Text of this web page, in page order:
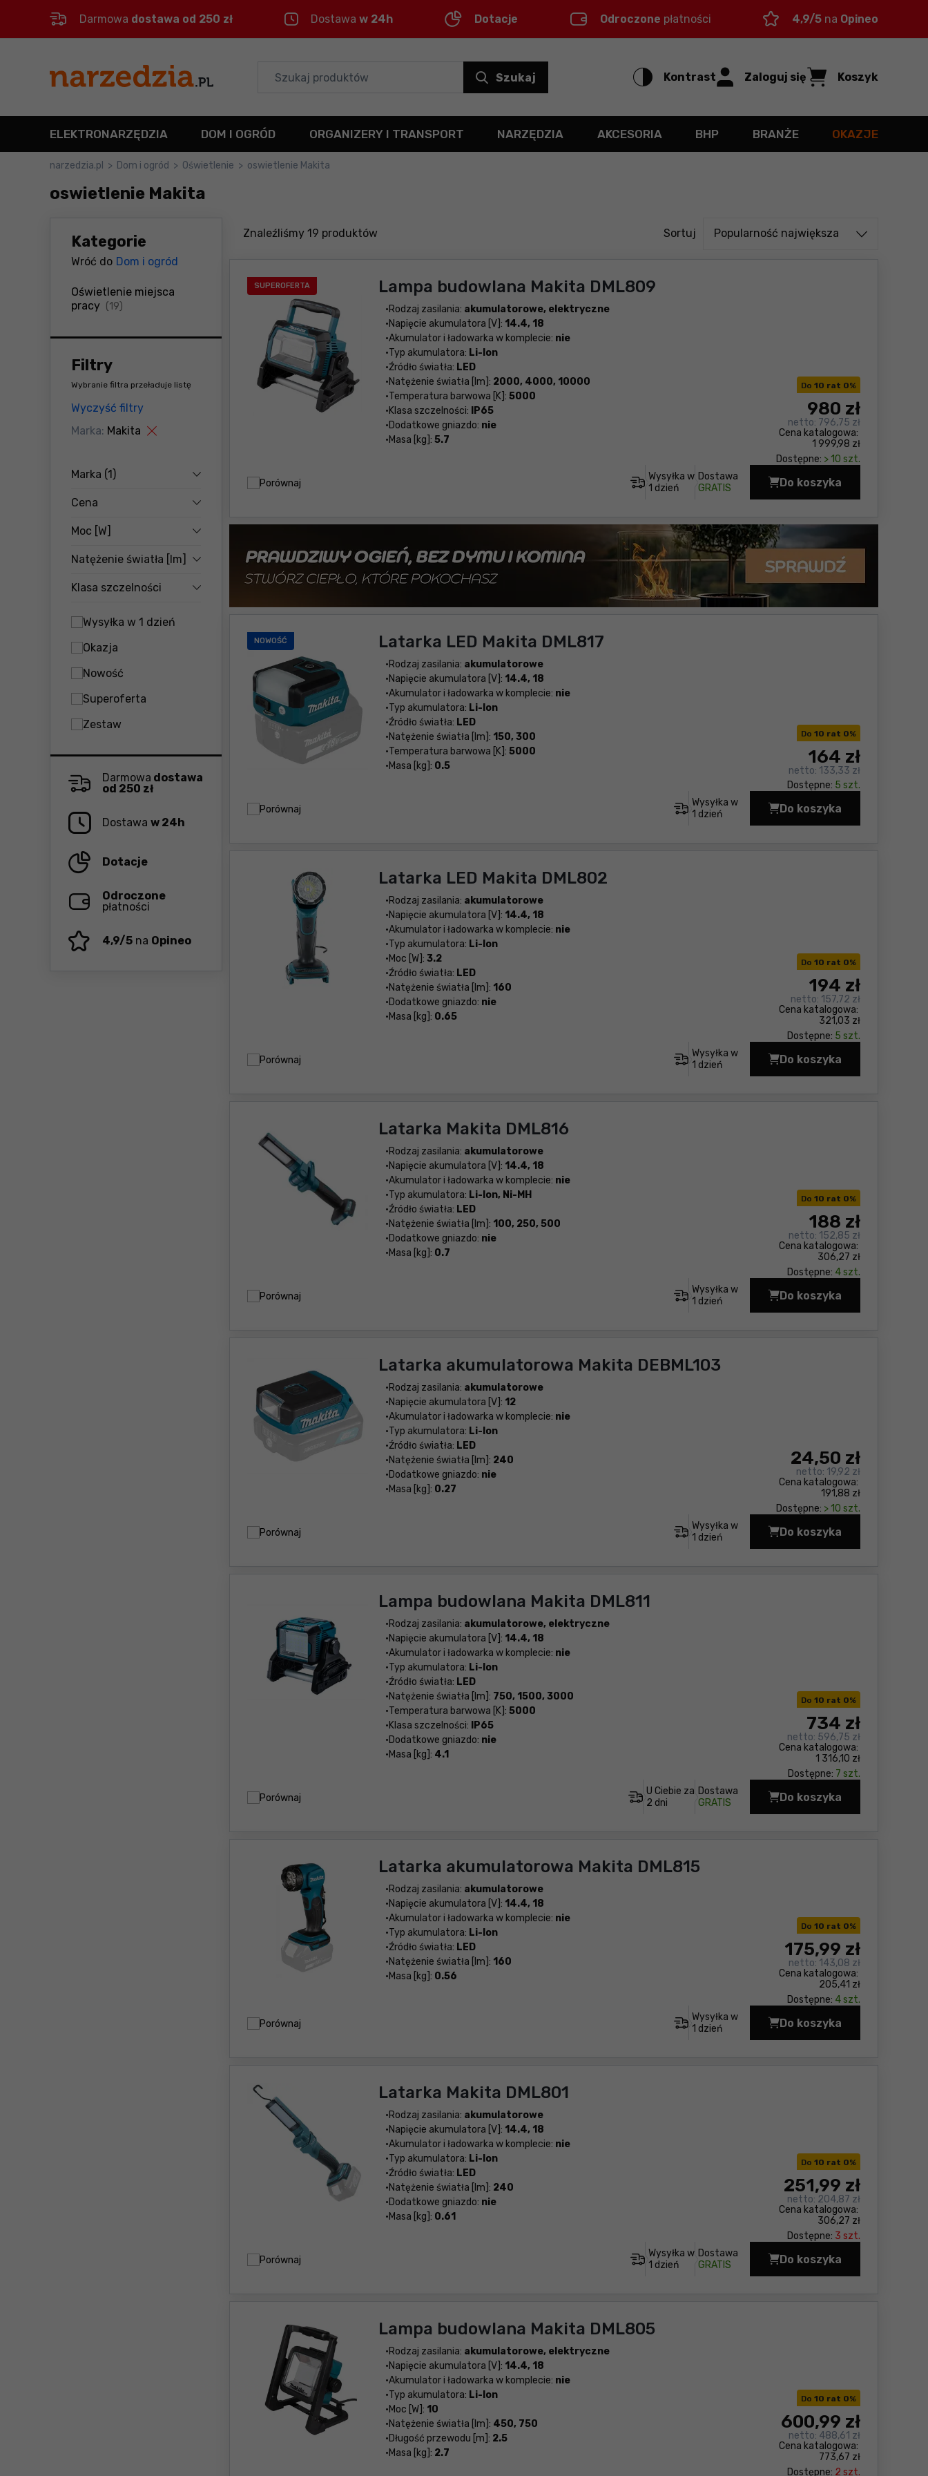
Menu główne
Filtry
Produkty
Stopka
Mapa strony
Darmowa dostawa od 250 zł Dostawa w 24h Dotacje Odroczone płatności 4,9/5 na Opineo
Szukaj Kontrast Zaloguj się Koszyk
ELEKTRONARZĘDZIA DOM I OGRÓD ORGANIZERY I TRANSPORT NARZĘDZIA AKCESORIA BHP BRANŻE OKAZJE
narzedzia.pl > Dom i ogród > Oświetlenie > oswietlenie Makita
oswietlenie Makita
Kategorie
Wróć do Dom i ogród
Oświetlenie miejsca
pracy (19)
Filtry
Wybranie filtra przeładuje listę
Wyczyść filtry
Marka: Makita
Marka (1)
Cena
Moc [W]
Natężenie światła [lm]
Klasa szczelności
Wysyłka w 1 dzień
Okazja
Nowość
Superoferta
Zestaw
Darmowa dostawa
od 250 zł
Dostawa w 24h
Dotacje
Odroczone
płatności
4,9/5 na Opineo
Znaleźliśmy 19 produktów Sortuj Sortuj od
Popularność największa
SUPEROFERTA Lampa budowlana Makita DML809
Rodzaj zasilania: akumulatorowe, elektryczne
Napięcie akumulatora [V]: 14.4, 18
Akumulator i ładowarka w komplecie: nie
Typ akumulatora: Li-Ion
Źródło światła: LED
Natężenie światła [lm]: 2000, 4000, 10000
Temperatura barwowa [K]: 5000
Klasa szczelności:
IP65
Dodatkowe gniazdo: nie
Masa [kg]: 5.7
Do 10 rat 0%
Cena katalogowa:
1 999,98 zł
980 zł
netto: 796,75 zł
Dostępne: > 10 szt.
Porównaj
Wysyłka w
1 dzień
Dostawa
GRATIS
Do koszyka
Lampa budowlana
NOWOŚĆ Latarka LED Makita DML817
Rodzaj zasilania: akumulatorowe
Napięcie akumulatora [V]: 14.4, 18
Akumulator i ładowarka w komplecie: nie
Typ akumulatora: Li-Ion
Źródło światła: LED
Natężenie światła [lm]: 150, 300
Temperatura barwowa [K]: 5000
Masa [kg]: 0.5
Do 10 rat 0%
164 zł
netto: 133,33 zł
Dostępne: 5 szt.
Porównaj
Wysyłka w
1 dzień
Do koszyka
Latarka LED Makita
Latarka LED Makita DML802
Rodzaj zasilania: akumulatorowe
Napięcie akumulatora [V]: 14.4, 18
Akumulator i ładowarka w komplecie: nie
Typ akumulatora: Li-Ion
Moc [W]: 3.2
Źródło światła: LED
Natężenie światła [lm]: 160
Dodatkowe gniazdo: nie
Masa [kg]: 0.65
Do 10 rat 0%
Cena katalogowa:
321,03 zł
194 zł
netto: 157,72 zł
Dostępne: 5 szt.
Porównaj
Wysyłka w
1 dzień
Do koszyka
Latarka LED Makita
Latarka Makita DML816
Rodzaj zasilania: akumulatorowe
Napięcie akumulatora [V]: 14.4, 18
Akumulator i ładowarka w komplecie: nie
Typ akumulatora: Li-Ion, Ni-MH
Źródło światła: LED
Natężenie światła [lm]: 100, 250, 500
Dodatkowe gniazdo: nie
Masa [kg]: 0.7
Do 10 rat 0%
Cena katalogowa:
306,27 zł
188 zł
netto: 152,85 zł
Dostępne: 4 szt.
Porównaj
Wysyłka w
1 dzień
Do koszyka
Latarka Makita
Latarka akumulatorowa Makita DEBML103
Rodzaj zasilania: akumulatorowe
Napięcie akumulatora [V]: 12
Akumulator i ładowarka w komplecie: nie
Typ akumulatora: Li-Ion
Źródło światła: LED
Natężenie światła [lm]: 240
Dodatkowe gniazdo: nie
Masa [kg]: 0.27
Cena katalogowa:
191,88 zł
24,50 zł
netto: 19,92 zł
Dostępne: > 10 szt.
Porównaj
Wysyłka w
1 dzień
Do koszyka
Latarka
Lampa budowlana Makita DML811
Rodzaj zasilania: akumulatorowe, elektryczne
Napięcie akumulatora [V]: 14.4, 18
Akumulator i ładowarka w komplecie: nie
Typ akumulatora: Li-Ion
Źródło światła: LED
Natężenie światła [lm]: 750, 1500, 3000
Temperatura barwowa [K]: 5000
Klasa szczelności:
IP65
Dodatkowe gniazdo: nie
Masa [kg]: 4.1
Do 10 rat 0%
Cena katalogowa:
1 316,10 zł
734 zł
netto: 596,75 zł
Dostępne: 7 szt.
Porównaj
U Ciebie za
2 dni
Dostawa
GRATIS
Do koszyka
Lampa budowlana
Latarka akumulatorowa Makita DML815
Rodzaj zasilania: akumulatorowe
Napięcie akumulatora [V]: 14.4, 18
Akumulator i ładowarka w komplecie: nie
Typ akumulatora: Li-Ion
Źródło światła: LED
Natężenie światła [lm]: 160
Masa [kg]: 0.56
Do 10 rat 0%
Cena katalogowa:
205,41 zł
175,99 zł
netto: 143,08 zł
Dostępne: 4 szt.
Porównaj
Wysyłka w
1 dzień
Do koszyka
Latarka
Latarka Makita DML801
Rodzaj zasilania: akumulatorowe
Napięcie akumulatora [V]: 14.4, 18
Akumulator i ładowarka w komplecie: nie
Typ akumulatora: Li-Ion
Źródło światła: LED
Natężenie światła [lm]: 240
Dodatkowe gniazdo: nie
Masa [kg]: 0.61
Do 10 rat 0%
Cena katalogowa:
306,27 zł
251,99 zł
netto: 204,87 zł
Dostępne: 3 szt.
Porównaj
Wysyłka w
1 dzień
Dostawa
GRATIS
Do koszyka
Latarka Makita
Lampa budowlana Makita DML805
Rodzaj zasilania: akumulatorowe, elektryczne
Napięcie akumulatora [V]: 14.4, 18
Akumulator i ładowarka w komplecie: nie
Typ akumulatora: Li-Ion
Moc [W]: 10
Natężenie światła [lm]: 450, 750
Długość przewodu [m]: 2.5
Masa [kg]: 2.7
Do 10 rat 0%
Cena katalogowa:
773,67 zł
600,99 zł
netto: 488,61 zł
Dostępne: 2 szt.